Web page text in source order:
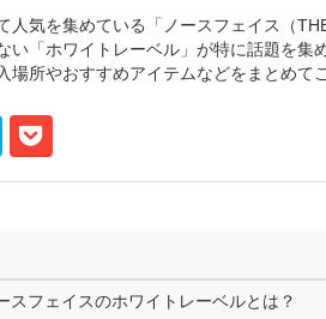
人気を集めている「ノースフェイス（
い「ホワイトレーベル」が特に話題を集
場所やおすすめアイテムなどをまとめて
スフェイスのホワイトレーベルとは？